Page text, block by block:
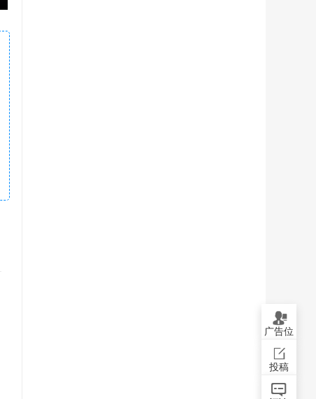
广告位
投稿